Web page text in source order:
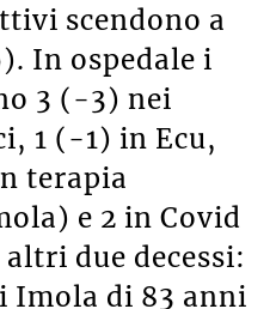
scendono a
In ospedale i
3 (-3) nei
1 (-1) in Ecu,
terapia
e 2 in Covid
due decessi:
Imola di 83 anni